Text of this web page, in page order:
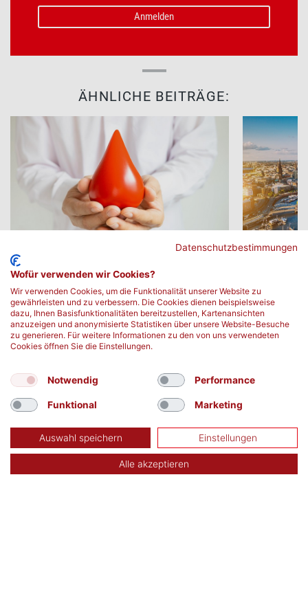
TERMIN SUCHEN
ÄHNLICHE BEITRÄGE:
Neue Zellen - Neues Blut - Ein neues
Leben
mehr erfahren
Hafencity
mehr erfahren
Datenschutzbestimmungen
Wofür verwenden wir Cookies?
Wir verwenden Cookies, um die Funktionalität unserer Website zu
gewährleisten und zu verbessern. Die Cookies dienen beispielsweise
dazu, Ihnen Basisfunktionalitäten bereitzustellen, Kartenansichten
anzuzeigen und anonymisierte Statistiken über unsere Website-Besuche
zu generieren. Für weitere Informationen zu den von uns verwendeten
Cookies öffnen Sie die Einstellungen.
Notwendig Performance
Funktional Marketing
Auswahl speichern Einstellungen
Alle akzeptieren